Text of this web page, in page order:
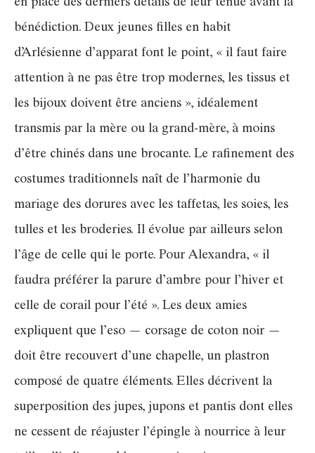
en place des derniers détails de leur tenue avant la
bénédiction. Deux jeunes filles en habit
d’Arlésienne d’apparat font le point, « il faut faire
attention à ne pas être trop modernes, les tissus et
les bijoux doivent être anciens », idéalement
transmis par la mère ou la grand-mère, à moins
d’être chinés dans une brocante. Le rafinement des
costumes traditionnels naît de l’harmonie du
mariage des dorures avec les taffetas, les soies, les
tulles et les broderies. Il évolue par ailleurs selon
l’âge de celle qui le porte. Pour Alexandra, « il
faudra préférer la parure d’ambre pour l’hiver et
celle de corail pour l’été ». Les deux amies
expliquent que l’eso — corsage de coton noir —
doit être recouvert d’une chapelle, un plastron
composé de quatre éléments. Elles décrivent la
superposition des jupes, jupons et pantis dont elles
ne cessent de réajuster l’épingle à nourrice à leur